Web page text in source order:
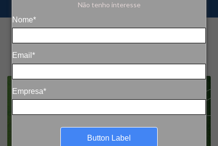
Não tenho interesse
Nome*
Email*
Empresa*
Button Label